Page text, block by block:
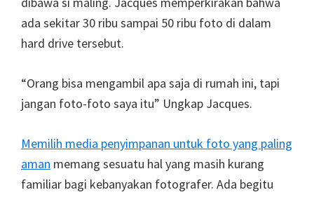
ada sekitar 30 ribu sampai 50 ribu foto di dalam
hard drive tersebut.
“Orang bisa mengambil apa saja di rumah ini, tapi
jangan foto-foto saya itu” Ungkap Jacques.
Memilih media penyimpanan untuk foto yang paling
aman memang sesuatu hal yang masih kurang
familiar bagi kebanyakan fotografer. Ada begitu